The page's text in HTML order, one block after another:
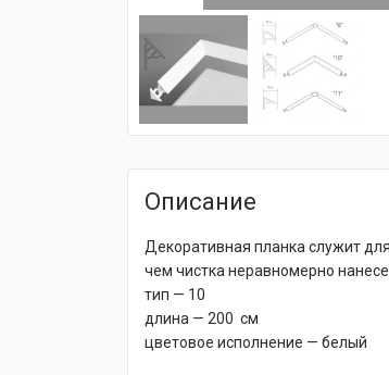
Описание
Декоративная планка служит
чем чистка неравномерно
тип — 10
длина — 200 см
цветовое исполнение — белый